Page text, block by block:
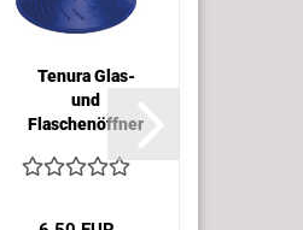
Tenura Glas-
und
Flaschenöffner